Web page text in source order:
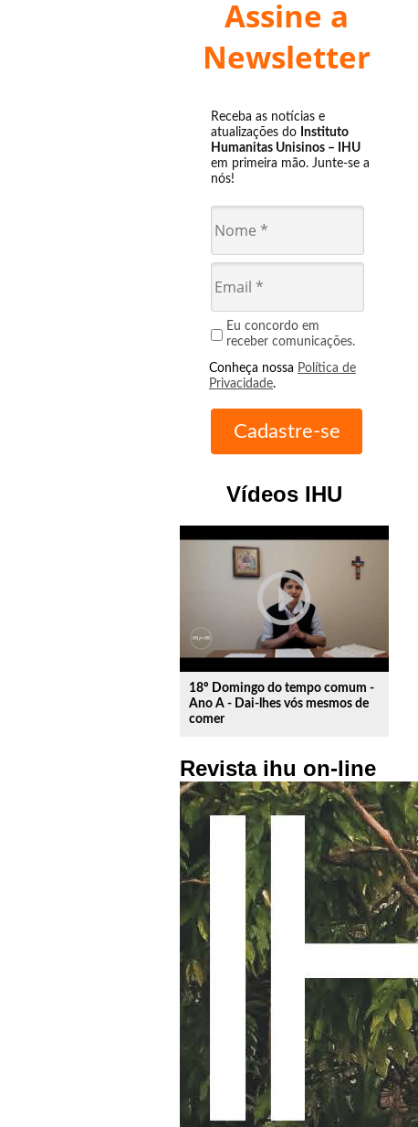
Assine a
Newsletter
Receba as notícias e
atualizações do Instituto
Humanitas Unisinos – IHU
em primeira mão. Junte-se a
nós!
Eu concordo em
receber comunicações.
Conheça nossa Política de
Privacidade.
Vídeos IHU
play_circle_outline
18º Domingo do tempo comum -
Ano A - Dai-lhes vós mesmos de
comer
Revista ihu on-line